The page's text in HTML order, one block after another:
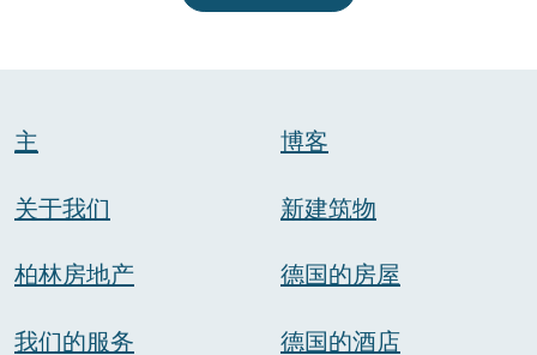
主
关于我们
柏林房地产
我们的服务
博客
新建筑物
德国的房屋
德国的酒店